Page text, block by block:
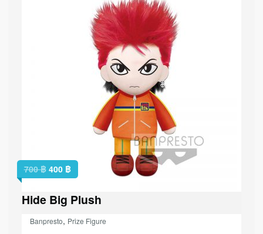
700฿ 400 ฿
Hide Big Plush
Banpresto, Prize Figure